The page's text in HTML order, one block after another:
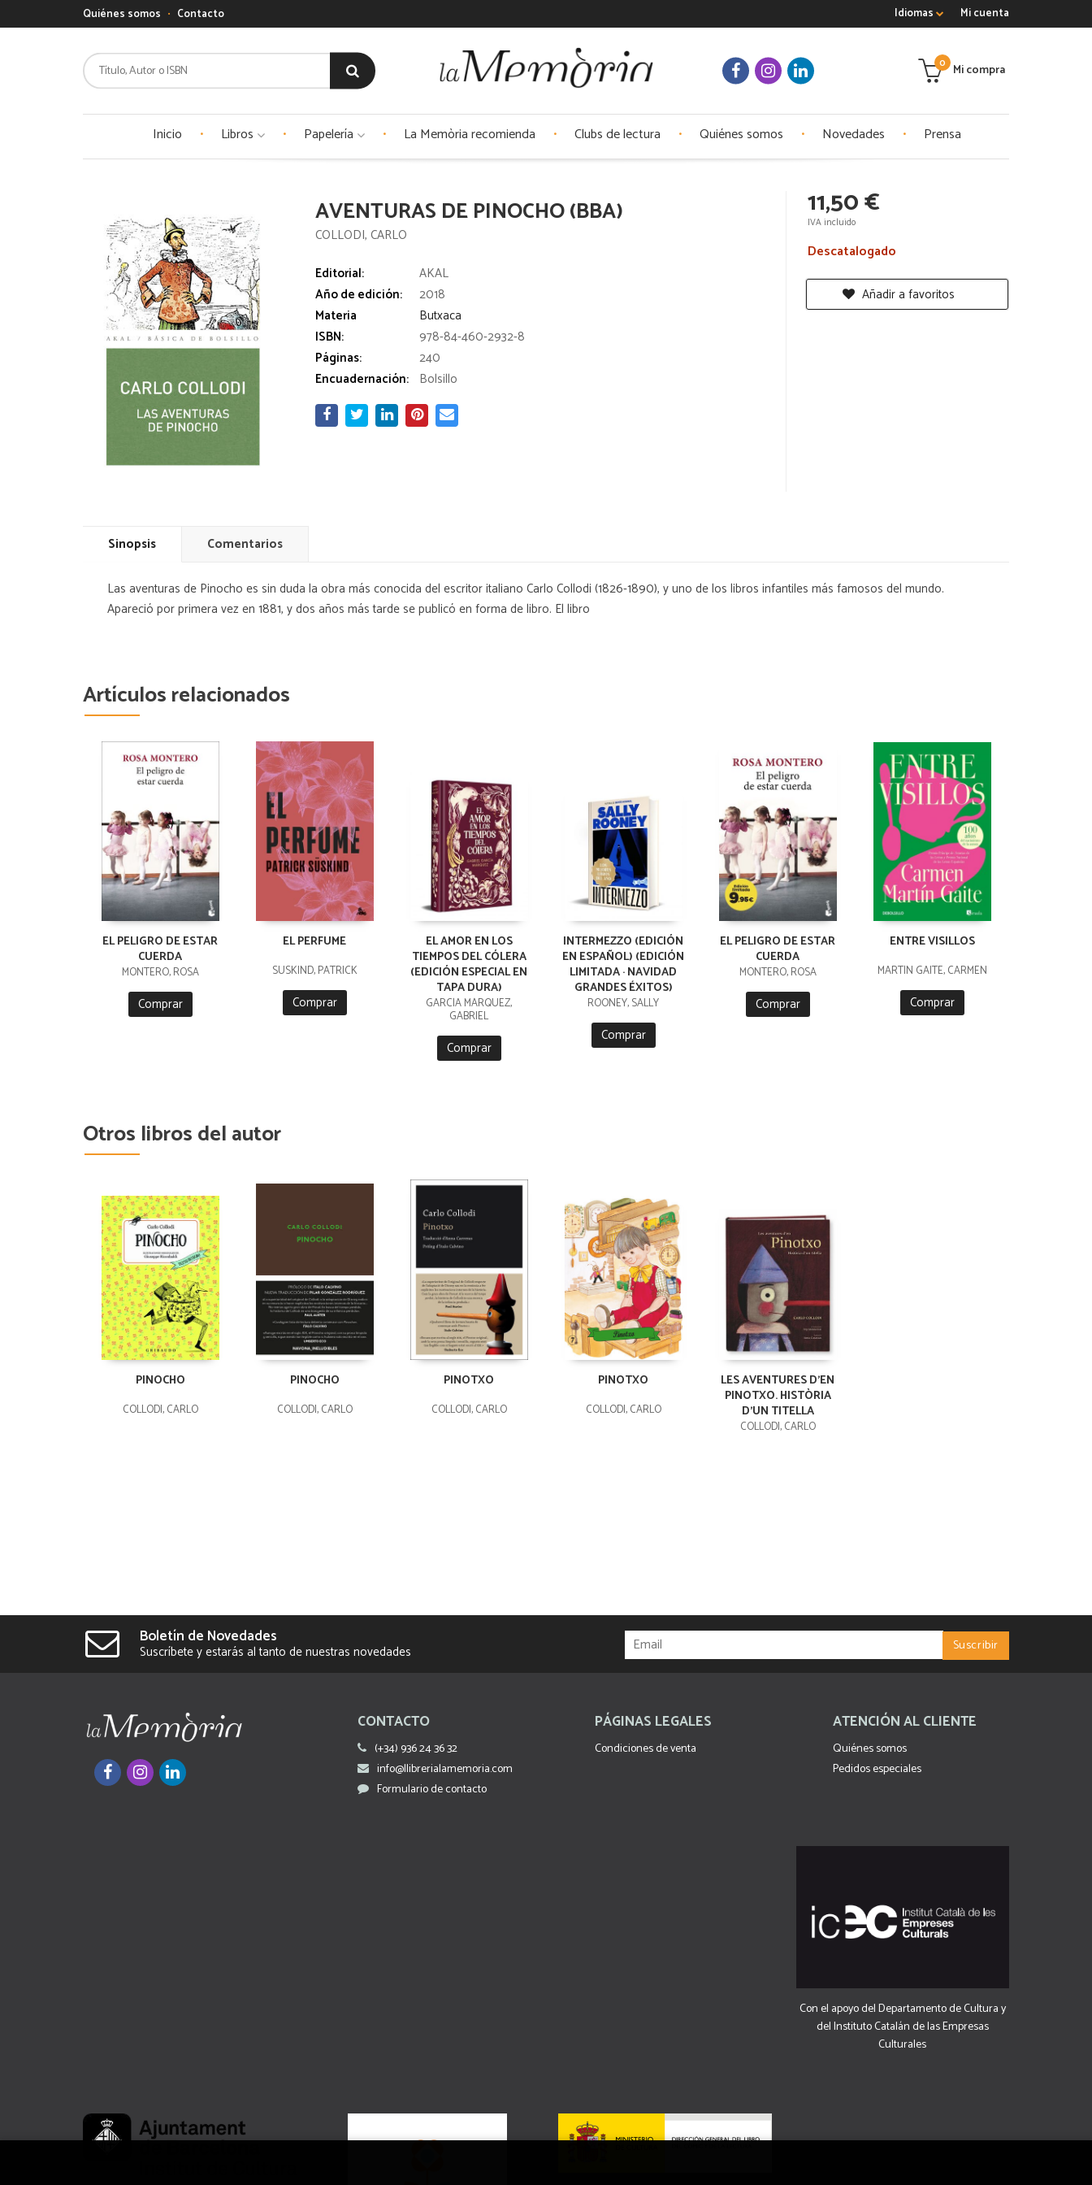
Mi cuenta
Idiomas
Quiénes somos Contacto
Mi compra
0
Inicio Libros Papelería La Memòria recomienda Clubs de lectura Quiénes somos Novedades Prensa
AVENTURAS DE PINOCHO (BBA)
COLLODI, CARLO
Editorial:
AKAL
Año de edición:
2018
Materia
Butxaca
ISBN:
978-84-460-2932-8
Páginas:
240
Encuadernación: Bolsillo
11,50 €
IVA incluido
Descatalogado
Añadir a favoritos
Sinopsis Comentarios
Las aventuras de Pinocho es sin duda la obra más conocida del escritor italiano Carlo Collodi (1826-1890), y uno de los libros infantiles más famosos del mundo.
Apareció por primera vez en 1881, y dos años más tarde se publicó en forma de libro. El libro
Artículos relacionados
EL PELIGRO DE ESTAR
CUERDA
MONTERO, ROSA
Comprar
EL PERFUME
SÜSKIND, PATRICK
Comprar
EL AMOR EN LOS
TIEMPOS DEL CÓLERA
(EDICIÓN ESPECIAL EN
TAPA DURA)
GARCÍA MÁRQUEZ,
GABRIEL
Comprar
INTERMEZZO (EDICIÓN
EN ESPAÑOL) (EDICIÓN
LIMITADA · NAVIDAD
GRANDES ÉXITOS)
ROONEY, SALLY
Comprar
EL PELIGRO DE ESTAR
CUERDA
MONTERO, ROSA
Comprar
ENTRE VISILLOS
MARTÍN GAITE, CARMEN
Comprar
Otros libros del autor
PINOCHO
COLLODI, CARLO
PINOCHO
COLLODI, CARLO
PINOTXO
COLLODI, CARLO
PINOTXO
COLLODI, CARLO
LES AVENTURES D'EN
PINOTXO. HISTÒRIA
D'UN TITELLA
COLLODI, CARLO
Boletín de Novedades
Suscríbete y estarás al tanto de nuestras novedades
CONTACTO
(+34) 936 24 36 32
info@llibrerialamemoria.com
Formulario de contacto
PÁGINAS LEGALES
Condiciones de venta
ATENCIÓN AL CLIENTE
Quiénes somos
Pedidos especiales
Con el apoyo del Departamento de Cultura y
del Instituto Catalán de las Empresas
Culturales